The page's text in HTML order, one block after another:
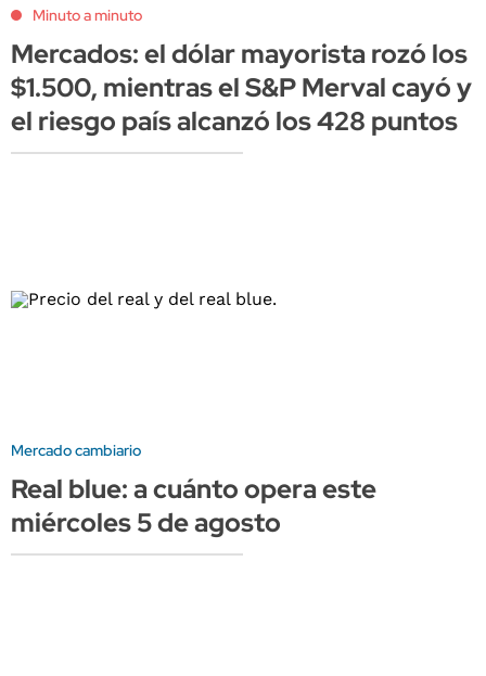
Minuto a minuto
Mercados: el dólar mayorista rozó los
$1.500, mientras el S&P Merval cayó y
el riesgo país alcanzó los 428 puntos
Mercado cambiario
Real blue: a cuánto opera este
miércoles 5 de agosto